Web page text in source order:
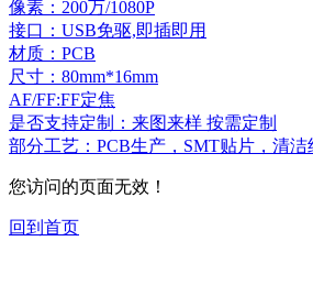
像素：200万/1080P
接口：USB免驱,即插即用
材质：PCB
尺寸：80mm*16mm
AF/FF:FF定焦
是否支持定制：来图来样 按需定制
部分工艺：PCB生产，SMT贴片，清洁
您访问的页面无效！
回到首页